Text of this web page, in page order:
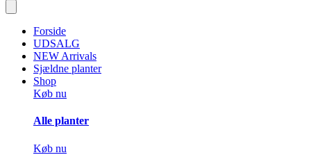
Forside
UDSALG
NEW Arrivals
Sjældne planter
Shop
Køb nu
Alle planter
Køb nu